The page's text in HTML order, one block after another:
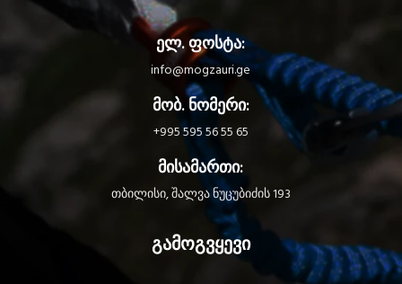
ელ. ფოსტა:
info@mogzauri.ge
მობ. ნომერი:
+995 595 56 55 65
მისამართი:
თბილისი, შალვა ნუცუბიძის 193
გამოგვყევი